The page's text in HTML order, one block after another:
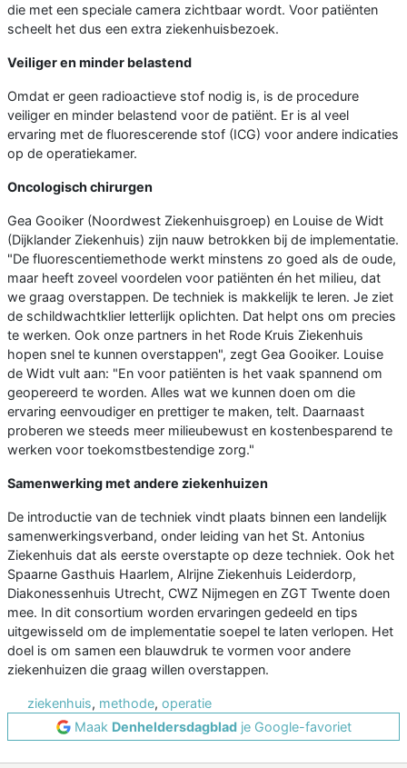
die met een speciale camera zichtbaar wordt. Voor patiënten
scheelt het dus een extra ziekenhuisbezoek.
Veiliger en minder belastend
Omdat er geen radioactieve stof nodig is, is de procedure
veiliger en minder belastend voor de patiënt. Er is al veel
ervaring met de fluorescerende stof (ICG) voor andere indicaties
op de operatiekamer.
Oncologisch chirurgen
Gea Gooiker (Noordwest Ziekenhuisgroep) en Louise de Widt
(Dijklander Ziekenhuis) zijn nauw betrokken bij de implementatie.
"De fluorescentiemethode werkt minstens zo goed als de oude,
maar heeft zoveel voordelen voor patiënten én het milieu, dat
we graag overstappen. De techniek is makkelijk te leren. Je ziet
de schildwachtklier letterlijk oplichten. Dat helpt ons om precies
te werken. Ook onze partners in het Rode Kruis Ziekenhuis
hopen snel te kunnen overstappen", zegt Gea Gooiker. Louise
de Widt vult aan: "En voor patiënten is het vaak spannend om
geopereerd te worden. Alles wat we kunnen doen om die
ervaring eenvoudiger en prettiger te maken, telt. Daarnaast
proberen we steeds meer milieubewust en kostenbesparend te
werken voor toekomstbestendige zorg."
Samenwerking met andere ziekenhuizen
De introductie van de techniek vindt plaats binnen een landelijk
samenwerkingsverband, onder leiding van het St. Antonius
Ziekenhuis dat als eerste overstapte op deze techniek. Ook het
Spaarne Gasthuis Haarlem, Alrijne Ziekenhuis Leiderdorp,
Diakonessenhuis Utrecht, CWZ Nijmegen en ZGT Twente doen
mee. In dit consortium worden ervaringen gedeeld en tips
uitgewisseld om de implementatie soepel te laten verlopen. Het
doel is om samen een blauwdruk te vormen voor andere
ziekenhuizen die graag willen overstappen.
ziekenhuis, methode, operatie
Maak Denheldersdagbladje Google-favoriet